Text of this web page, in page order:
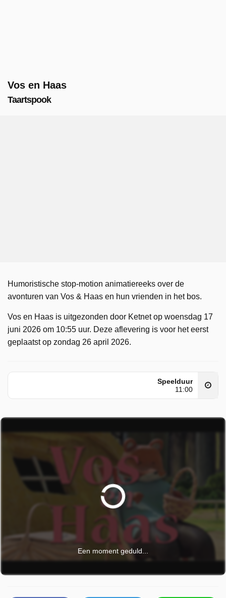
Vos en Haas
Taartspook
Humoristische stop-motion animatiereeks over de
avonturen van Vos & Haas en hun vrienden in het bos.
Vos en Haas is uitgezonden door Ketnet op woensdag 17
juni 2026 om 10:55 uur. Deze aflevering is voor het eerst
geplaatst op zondag 26 april 2026.
Speelduur
11:00
Een moment geduld...